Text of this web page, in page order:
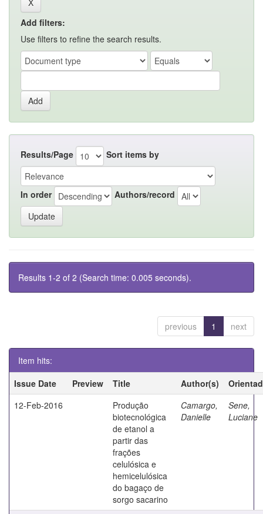
Add filters:
Use filters to refine the search results.
Results/Page Sort items by
In order Authors/record
Results 1-2 of 2 (Search time: 0.005 seconds).
previous 1 next
Item hits:
Issue Date
Preview Title Author(s)
12-Feb-2016
Produção
biotecnológica
de etanol a
partir das
frações
celulósica e
hemicelulósica
do bagaço de
sorgo sacarino
Camargo,
Danielle
Sene,
Luciane